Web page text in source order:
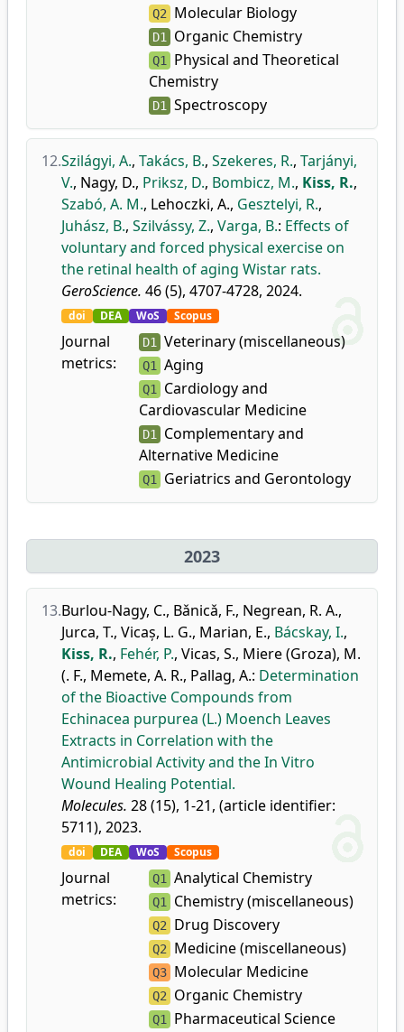
Q2 Molecular Biology
D1 Organic Chemistry
Q1 Physical and Theoretical
Chemistry
D1 Spectroscopy
12.Szilágyi, A., Takács, B., Szekeres, R., Tarjányi,
V., Nagy, D., Priksz, D., Bombicz, M., Kiss, R.,
Szabó, A. M., Lehoczki, A., Gesztelyi, R.,
Juhász, B., Szilvássy, Z., Varga, B.: Effects of
voluntary and forced physical exercise on
the retinal health of aging Wistar rats.
GeroScience. 46 (5), 4707-4728, 2024.
doi DEA WoS Scopus
Journal
metrics:
D1 Veterinary (miscellaneous)
Q1 Aging
Q1
Cardiology and
Cardiovascular Medicine
D1
Complementary and
Alternative Medicine
Q1 Geriatrics and Gerontology
2023
13.Burlou-Nagy, C., Bǎnicǎ, F., Negrean, R. A.,
Jurca, T., Vicaș, L. G., Marian, E., Bácskay, I.,
Kiss, R., Fehér, P., Vicas, S., Miere (Groza), M.
(. F., Memete, A. R., Pallag, A.: Determination
of the Bioactive Compounds from
Echinacea purpurea (L.) Moench Leaves
Extracts in Correlation with the
Antimicrobial Activity and the In Vitro
Wound Healing Potential.
Molecules. 28 (15), 1-21, (article identifier:
5711), 2023.
doi DEA WoS Scopus
Journal
metrics:
Q1 Analytical Chemistry
Q1 Chemistry (miscellaneous)
Q2 Drug Discovery
Q2 Medicine (miscellaneous)
Q3 Molecular Medicine
Q2 Organic Chemistry
Q1 Pharmaceutical Science